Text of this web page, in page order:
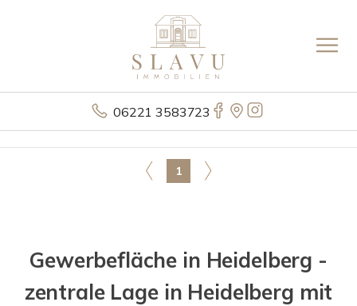
06221 3583723
1
Gewerbefläche in Heidelberg -
zentrale Lage in Heidelberg mit